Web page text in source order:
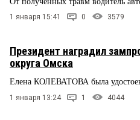
1 января 15:41 0 3579
Президент наградил
округа Омска
Елена КОЛЕВАТОВА была
1 января 13:24 1 4044